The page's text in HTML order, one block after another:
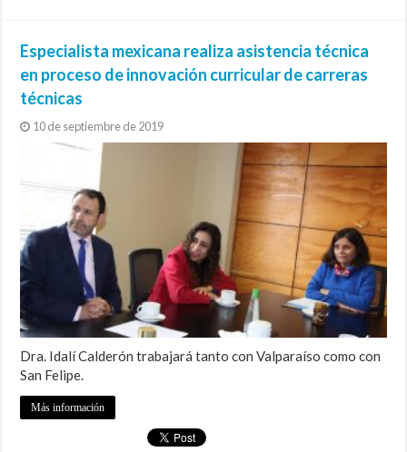
Especialista mexicana realiza asistencia técnica
en proceso de innovación curricular de carreras
técnicas
10 de septiembre de 2019
Dra. Idalí Calderón trabajará tanto con Valparaíso como con
San Felipe.
Más información